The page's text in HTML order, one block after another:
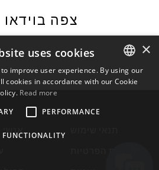
צפה בוידאו
אנשי
ENGLISH
×
uses cookies
improve user experience. By using our
cookies in accordance with our Cookie
Read more
PERFORMANCE
FUNCTIONALITY